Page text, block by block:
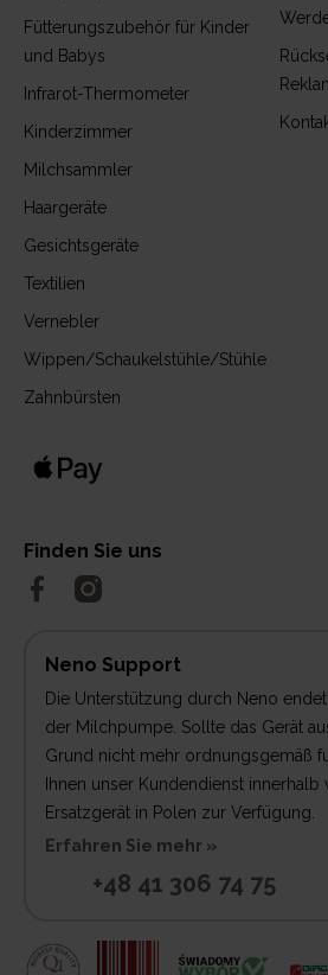
Fütterungszubehör für Kinder
und Babys
Infrarot-Thermometer
Kinderzimmer
Milchsammler
Haargeräte
Gesichtsgeräte
Textilien
Vernebler
Wippen/Schaukelstühle/Stühle
Zahnbürsten
Finden Sie uns
Neno Support
Die Unterstützung durch Neno
der Milchpumpe. Sollte das Gerät
Grund nicht mehr ordnungsgemäß
Ihnen unser Kundendienst innerhalb
Ersatzgerät in Polen zur Verfügung.
Erfahren Sie mehr »
+48 41 306 74 75